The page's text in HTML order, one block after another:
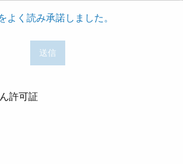
よく読み承諾しました。
許可証